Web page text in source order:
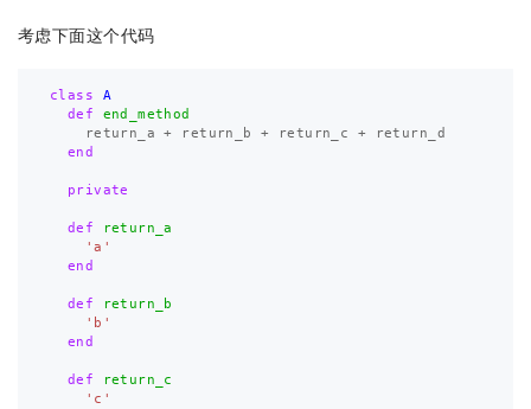
考虑下面这个代码
class
A
def
end_method
return_a
+ return_b + return_c +
return_d
end
private
def
return_a
'a'
end
def
return_b
'b'
end
def
return_c
'c'